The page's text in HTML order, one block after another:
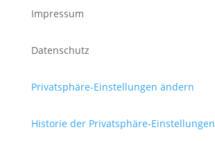
Impressum
Datenschutz
Privatsphäre-Einstellungen ändern
Historie der Privatsphäre-Einstellungen